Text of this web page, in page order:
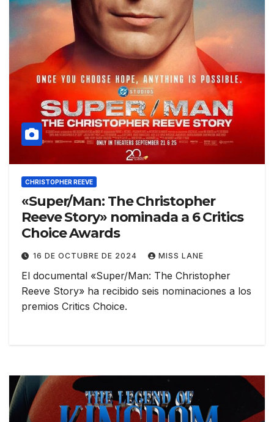
CHRISTOPHER REEVE
«Super/Man: The Christopher
Reeve Story» nominada a 6 Critics
Choice Awards
16 DE OCTUBRE DE 2024 MISS LANE
El documental «Super/Man: The Christopher
Reeve Story» ha recibido seis nominaciones a los
premios Critics Choice.